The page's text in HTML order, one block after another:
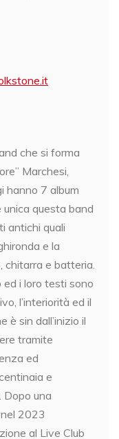
che si forma
Marchesi,
hanno 7 album
questa band
antichi quali
e la
chitarra e batteria.
i loro testi sono
l’interiorità ed il
è sin dall’inizio il
tramite
ed
e
Dopo una
2023
al Live Club